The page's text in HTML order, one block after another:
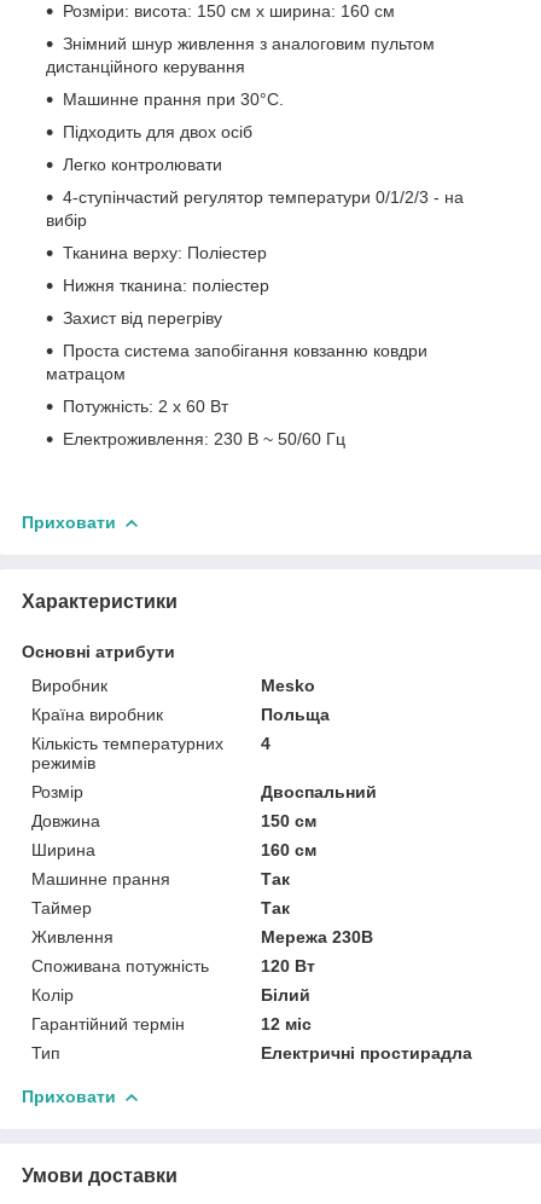
Розміри: висота: 150 см x ширина: 160 см
Знімний шнур живлення з аналоговим пультом
дистанційного керування
Машинне прання при 30°C.
Підходить для двох осіб
Легко контролювати
4-ступінчастий регулятор температури 0/1/2/3 - на
вибір
Тканина верху: Поліестер
Нижня тканина: поліестер
Захист від перегріву
Проста система запобігання ковзанню ковдри
матрацом
Потужність: 2 х 60 Вт
Електроживлення: 230 В ~ 50/60 Гц
Приховати
Характеристики
Основні атрибути
Виробник
Mesko
Країна виробник
Польща
Кількість температурних
режимів
4
Розмір
Двоспальний
Довжина
150 см
Ширина
160 см
Машинне прання
Так
Таймер
Так
Живлення
Мережа 230В
Споживана потужність
120 Вт
Колір
Білий
Гарантійний термін
12 міс
Тип
Електричні простирадла
Приховати
Умови доставки